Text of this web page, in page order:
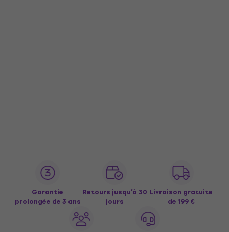
Garantie
prolongée de 3 ans
Retours jusqu’à 30
jours
Livraison gratuite
de 199 €